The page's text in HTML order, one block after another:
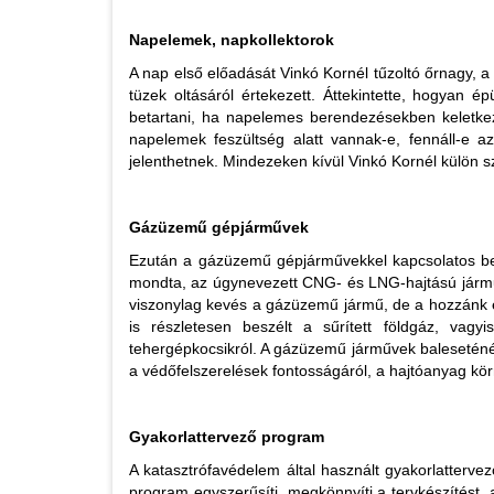
Napelemek, napkollektorok
A nap első előadását Vinkó Kornél tűzoltó őrnagy,
tüzek oltásáról értekezett. Áttekintette, hogyan
betartani, ha napelemes berendezésekben
napelemek feszültség alatt vannak-e, fennáll-e
jelenthetnek. Mindezeken kívül Vinkó Kornél külön
Gázüzemű gépjárművek
Ezután a gázüzemű gépjárművekkel kapcsolatos
mondta, az úgynevezett CNG- és LNG-hajtású
viszonylag kevés a gázüzemű jármű, de a
is részletesen beszélt a sűrített földgáz,
tehergépkocsikról. A gázüzemű járművek
a védőfelszerelések fontosságáról, a hajtóanyag
Gyakorlattervező program
A katasztrófavédelem által használt